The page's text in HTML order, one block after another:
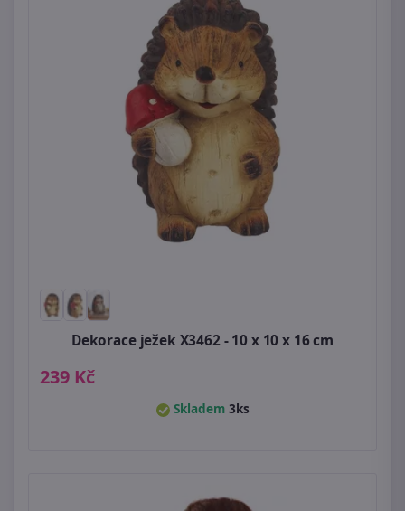
Dekorace ježek X3462 - 10 x 10 x 16 cm
239 Kč
Skladem 3ks